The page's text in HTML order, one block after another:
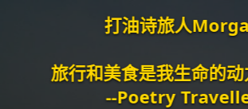
打油诗旅人Morgan
旅行和美食是我生命的动力泉源
--Poetry Traveller